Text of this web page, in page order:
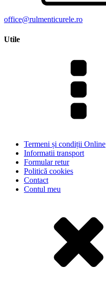
office@rulmenticurele.ro
Utile
Termeni și condiții Online
Informatii transport
Formular retur
Politică cookies
Contact
Contul meu